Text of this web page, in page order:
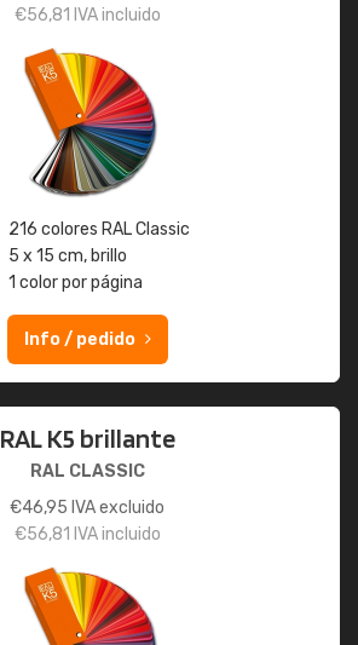
€56,81 IVA incluido
216 colores RAL Classic
5 x 15 cm, brillo
1 color por página
Info / pedido
RAL K5 brillante
RAL CLASSIC
€46,95 IVA excluido
€56,81 IVA incluido